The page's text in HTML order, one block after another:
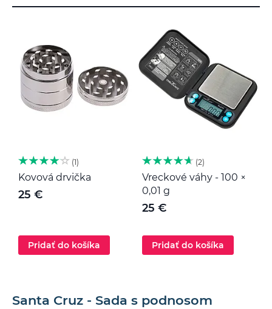
1
Kovová drvička
25 €
Pridať do košíka
2
Vreckové váhy - 100 ×
0,01 g
25 €
Pridať do košíka
Santa Cruz - Sada s podnosom